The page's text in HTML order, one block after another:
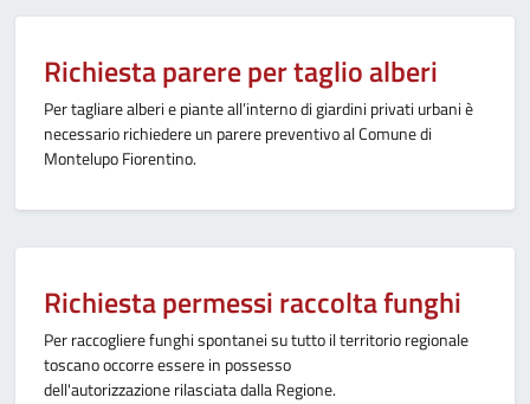
Richiesta parere per taglio alberi
Per tagliare alberi e piante all’interno di giardini privati urbani è
necessario richiedere un parere preventivo al Comune di
Montelupo Fiorentino.
Richiesta permessi raccolta funghi
Per raccogliere funghi spontanei su tutto il territorio regionale
toscano occorre essere in possesso
dell'autorizzazione rilasciata dalla Regione.